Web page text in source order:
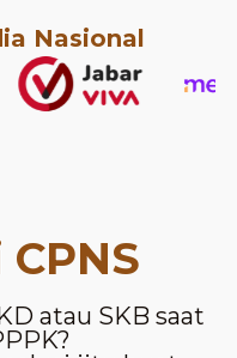
Nasional
atau SKB saat